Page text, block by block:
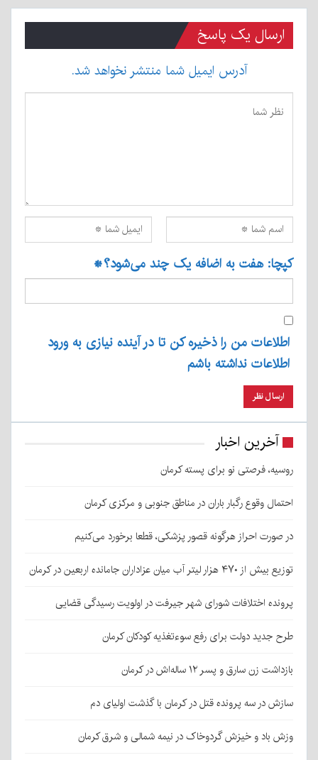
ارسال یک پاسخ
آدرس ایمیل شما منتشر نخواهد شد.
کپچا: هفت به اضافه یک چند می‌شود؟*
اطلاعات من را ذخیره کن تا در آینده نیازی به ورود
اطلاعات نداشته باشم
آخرین اخبار
روسیه، فرصتی نو برای پسته کرمان
احتمال وقوع رگبار باران در مناطق جنوبی و مرکزی کرمان
در صورت احراز هرگونه قصور پزشکی، قطعا برخورد می‌کنیم
توزیع بیش از ۴۷۰ هزار لیتر آب میان عزاداران جامانده اربعین در کرمان
پرونده اختلافات شورای شهر جیرفت در اولویت رسیدگی قضایی
طرح جدید دولت برای رفع سوءتغذیه کودکان کرمان
بازداشت زن سارق و پسر ۱۲ ساله‌اش در کرمان
سازش در سه پرونده قتل در کرمان با گذشت اولیای دم
وزش باد و خیزش گردوخاک در نیمه شمالی و شرق کرمان